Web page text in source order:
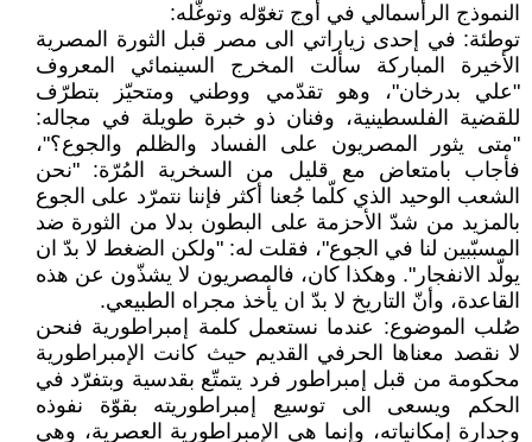
النموذج الرأسمالي في أوج تغوّله وتوغّله:
توطئة: في إحدى زياراتي الى مصر قبل الثورة المصرية
الأخيرة المباركة سألت المخرج السينمائي المعروف
"علي بدرخان"، وهو تقدّمي ووطني ومتحيّز بتطرّف
للقضية الفلسطينية، وفنان ذو خبرة طويلة في مجاله:
"متى يثور المصريون على الفساد والظلم والجوع؟"،
فأجاب بامتعاض مع قليل من السخرية المُرّة: "نحن
الشعب الوحيد الذي كلّما جُعنا أكثر فإننا نتمرّد على الجوع
بالمزيد من شدّ الأحزمة على البطون بدلا من الثورة ضد
المسبّبين لنا في الجوع"، فقلت له: "ولكن الضغط لا بدّ ان
يولّد الانفجار". وهكذا كان، فالمصريون لا يشذّون عن هذه
القاعدة، وأنّ التاريخ لا بدّ ان يأخذ مجراه الطبيعي.
صُلب الموضوع: عندما نستعمل كلمة إمبراطورية فنحن
لا نقصد معناها الحرفي القديم حيث كانت الإمبراطورية
محكومة من قبل إمبراطور فرد يتمتّع بقدسية وبتفرّد في
الحكم ويسعى الى توسيع إمبراطوريته بقوّة نفوذه
وجدارة إمكانياته، وإنما هي الإمبراطورية العصرية، وهي